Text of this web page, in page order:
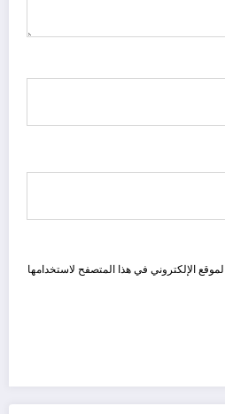
الإلكتروني في هذا المتصفح لاستخدامها